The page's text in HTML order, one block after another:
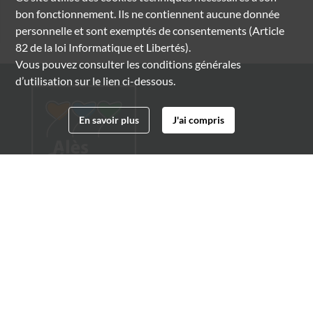
bon fonctionnement. Ils ne contiennent aucune donnée
personnelle et sont exemptés de consentements (Article
82 de la loi Informatique et Libertés).
Vous pouvez consulter les conditions générales
d’utilisation sur le lien ci-dessous.
En savoir plus J'ai compris